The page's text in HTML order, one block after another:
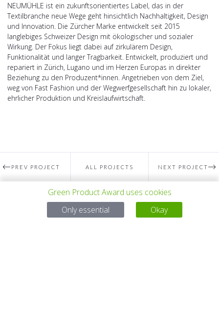
NEUMÜHLE ist ein zukunftsorientiertes Label, das in der
Textilbranche neue Wege geht hinsichtlich Nachhaltigkeit, Design
und Innovation. Die Zürcher Marke entwickelt seit 2015
langlebiges Schweizer Design mit ökologischer und sozialer
Wirkung. Der Fokus liegt dabei auf zirkulärem Design,
Funktionalität und langer Tragbarkeit. Entwickelt, produziert und
repariert in Zürich, Lugano und im Herzen Europas in direkter
Beziehung zu den Produzent*innen. Angetrieben von dem Ziel,
weg von Fast Fashion und der Wegwerfgesellschaft hin zu lokaler,
ehrlicher Produktion und Kreislaufwirtschaft.
PREV PROJECT ALL PROJECTS NEXT PROJECT
Questions?
Green Product Award uses cookies
Only essential
Okay